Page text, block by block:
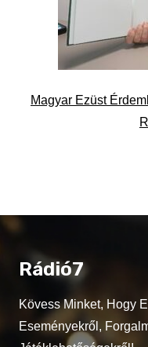
Magyar Ezüst
Rádió7
Kövess Minket, Hogy
Eseményekről,